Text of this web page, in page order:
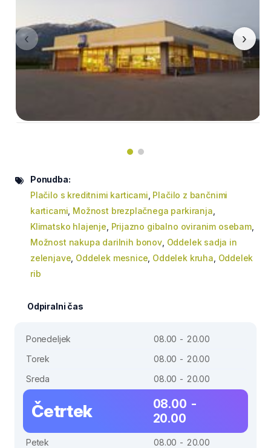
‹ ›
Ponudba:
Plačilo s kreditnimi karticami Plačilo z bančnimi
karticami Možnost brezplačnega parkiranja
Klimatsko hlajenje Prijazno gibalno oviranim osebam,
Možnost nakupa darilnih bonov, Oddelek sadja in
zelenjave Oddelek mesnice Oddelek kruha Oddelek
rib
Odpiralni čas
Ponedeljek
08.00 - 20.00
Torek
08.00 - 20.00
Sreda
08.00 - 20.00
Četrtek
08.00 -
20.00
Petek
08.00 - 20.00